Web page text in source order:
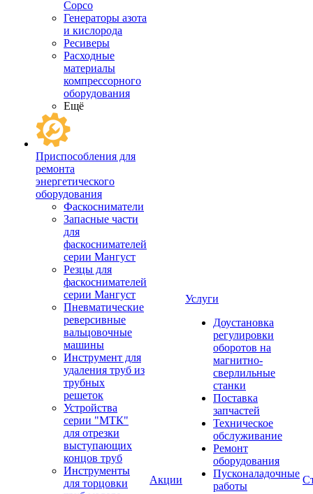
Copco
Генераторы азота
и кислорода
Ресиверы
Расходные
материалы
компрессорного
оборудования
Ещё
Приспособления для
ремонта
энергетического
оборудования
Фаскосниматели
Запасные части
для
фаскоснимателей
серии Мангуст
Резцы для
фаскоснимателей
серии Мангуст
Пневматические
реверсивные
вальцовочные
машины
Инструмент для
удаления труб из
трубных
решеток
Устройства
серии "МТК"
для отрезки
выступающих
концов труб
Инструменты
для торцовки
Акции
Услуги
Доустановка
регулировки
оборотов на
магнитно-
сверлильные
станки
Поставка
запчастей
Техническое
обслуживание
Ремонт
оборудования
Пусконаладочные
работы